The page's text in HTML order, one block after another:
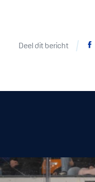
Deel dit bericht